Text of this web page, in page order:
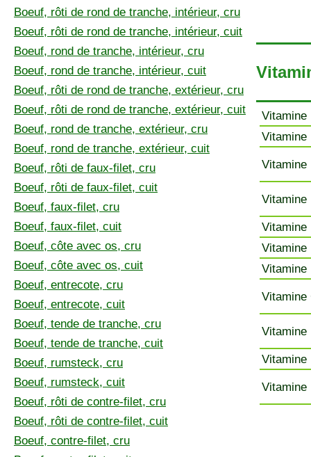
Boeuf, rôti de rond de tranche, intérieur, cru
Boeuf, rôti de rond de tranche, intérieur, cuit
Boeuf, rond de tranche, intérieur, cru
Boeuf, rond de tranche, intérieur, cuit
Boeuf, rôti de rond de tranche, extérieur, cru
Boeuf, rôti de rond de tranche, extérieur, cuit
Boeuf, rond de tranche, extérieur, cru
Boeuf, rond de tranche, extérieur, cuit
Boeuf, rôti de faux-filet, cru
Boeuf, rôti de faux-filet, cuit
Boeuf, faux-filet, cru
Boeuf, faux-filet, cuit
Boeuf, côte avec os, cru
Boeuf, côte avec os, cuit
Boeuf, entrecote, cru
Boeuf, entrecote, cuit
Boeuf, tende de tranche, cru
Boeuf, tende de tranche, cuit
Boeuf, rumsteck, cru
Boeuf, rumsteck, cuit
Boeuf, rôti de contre-filet, cru
Boeuf, rôti de contre-filet, cuit
Boeuf, contre-filet, cru
Vitamine
Vitamine
Vitamine
Vitamine
Vitamine
Vitamine
Vitamine
Vitamine
Vitamine
Vitamine
Vitamine